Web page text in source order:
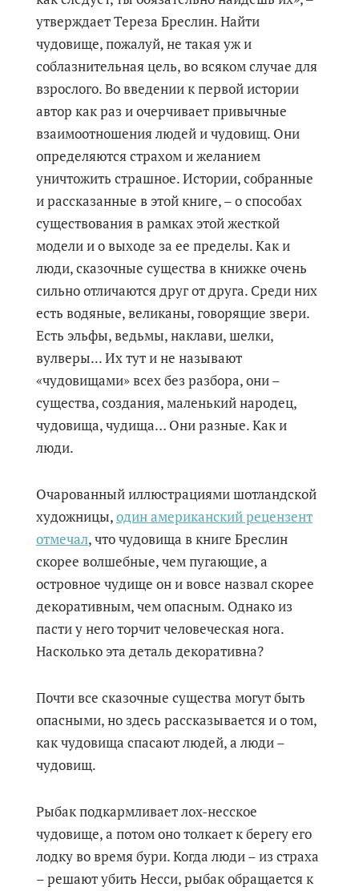
утверждает Тереза Бреслин. Найти
чудовище, пожалуй, не такая уж и
соблазнительная цель, во всяком случае для
взрослого. Во введении к первой истории
автор как раз и очерчивает привычные
взаимоотношения людей и чудовищ. Они
определяются страхом и желанием
уничтожить страшное. Истории, собранные
и рассказанные в этой книге, – о способах
существования в рамках этой жесткой
модели и о выходе за ее пределы. Как и
люди, сказочные существа в книжке очень
сильно отличаются друг от друга. Среди них
есть водяные, великаны, говорящие звери.
Есть эльфы, ведьмы, наклави, шелки,
вулверы... Их тут и не называют
«чудовищами» всех без разбора, они –
существа, создания, маленький народец,
чудовища, чудища… Они разные. Как и
люди.
Очарованный иллюстрациями шотландской
художницы,один американский рецензент
отмечал, что чудовища в книге Бреслин
скорее волшебные, чем пугающие, а
островное чудище он и вовсе назвал скорее
декоративным, чем опасным. Однако из
пасти у него торчит человеческая нога.
Насколько эта деталь декоративна?
Почти все сказочные существа могут быть
опасными, но здесь рассказывается и о том,
как чудовища спасают людей, а люди –
чудовищ.
Рыбак подкармливает лох-несское
чудовище, а потом оно толкает к берегу его
лодку во время бури. Когда люди – из страха
– решают убить Несси, рыбак обращается к